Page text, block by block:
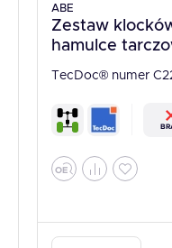
ABE
Zestaw
hamulce
TecDoc® numer